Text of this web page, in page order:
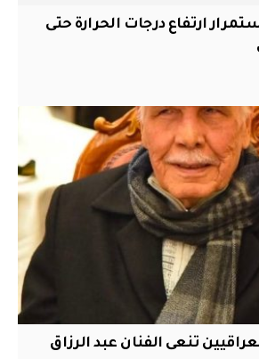
ارتفاع درجات الحرارة حتى
تنعى الفنان عبد الرزاق